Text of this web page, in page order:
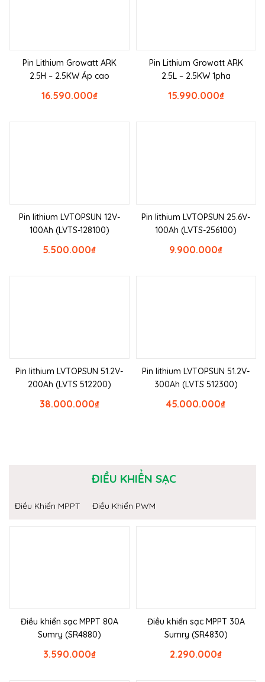
Pin Lithium Growatt ARK
2.5H – 2.5KW Áp cao
₫
16.590.000
Pin Lithium Growatt ARK
2.5L – 2.5KW 1pha
₫
15.990.000
Pin lithium LVTOPSUN 12V-
100Ah (LVTS-128100)
₫
5.500.000
Pin lithium LVTOPSUN 25.6V-
100Ah (LVTS-256100)
₫
9.900.000
Pin lithium LVTOPSUN 51.2V-
200Ah (LVTS 512200)
₫
38.000.000
Pin lithium LVTOPSUN 51.2V-
300Ah (LVTS 512300)
₫
45.000.000
ĐIỀU KHIỂN SẠC
Điều Khiển MPPT Điều Khiển PWM
Điều khiển sạc MPPT 80A
Sumry (SR4880)
₫
3.590.000
Điều khiển sạc MPPT 30A
Sumry (SR4830)
₫
2.290.000